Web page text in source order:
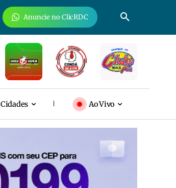
Anuncie no ClicRDC
Cidades Ao Vivo